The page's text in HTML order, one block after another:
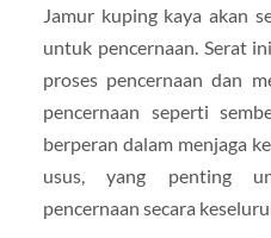
Jamur kuping kaya akan
untuk pencernaan. Serat
proses pencernaan dan
pencernaan seperti
berperan dalam menjaga
usus, yang penting
pencernaan secara